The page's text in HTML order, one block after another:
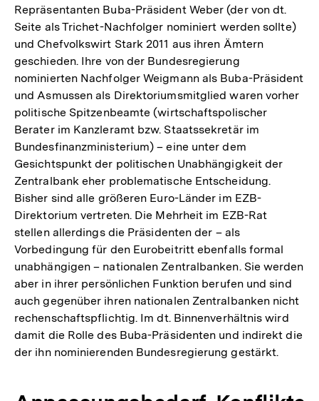
Repräsentanten Buba-Präsident Weber (der von dt.
Seite als Trichet-Nachfolger nominiert werden sollte)
und Chefvolkswirt Stark 2011 aus ihren Ämtern
geschieden. Ihre von der Bundesregierung
nominierten Nachfolger Weigmann als Buba-Präsident
und Asmussen als Direktoriumsmitglied waren vorher
politische Spitzenbeamte (wirtschaftspolischer
Berater im Kanzleramt bzw. Staatssekretär im
Bundesfinanzministerium) – eine unter dem
Gesichtspunkt der politischen Unabhängigkeit der
Zentralbank eher problematische Entscheidung.
Bisher sind alle größeren Euro-Länder im EZB-
Direktorium vertreten. Die Mehrheit im EZB-Rat
stellen allerdings die Präsidenten der – als
Vorbedingung für den Eurobeitritt ebenfalls formal
unabhängigen – nationalen Zentralbanken. Sie werden
aber in ihrer persönlichen Funktion berufen und sind
auch gegenüber ihren nationalen Zentralbanken nicht
rechenschaftspflichtig. Im dt. Binnenverhältnis wird
damit die Rolle des Buba-Präsidenten und indirekt die
der ihn nominierenden Bundesregierung gestärkt.